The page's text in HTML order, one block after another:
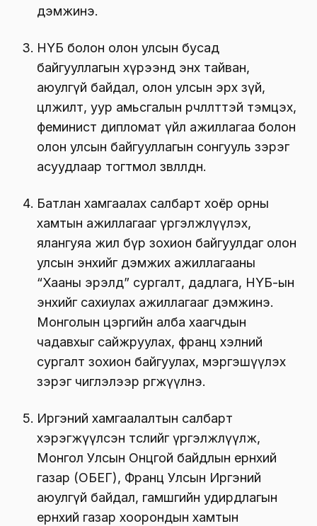
дэмжинэ.
НҮБ болон олон улсын бусад
байгууллагын хүрээнд энх тайван,
аюулгүй байдал, олон улсын эрх зүй,
цөлжилт, уур амьсгалын өөрчлөлттэй тэмцэх,
феминист дипломат үйл ажиллагаа болон
олон улсын байгууллагын сонгууль зэрэг
асуудлаар тогтмол зөвлөлдөнө.
Батлан хамгаалах салбарт хоёр орны
хамтын ажиллагааг үргэлжлүүлэх,
ялангуяа жил бүр зохион байгуулдаг олон
улсын энхийг дэмжих ажиллагааны
“Хааны эрэлд” сургалт, дадлага, НҮБ-ын
энхийг сахиулах ажиллагааг дэмжинэ.
Монголын цэргийн алба хаагчдын
чадавхыг сайжруулах, франц хэлний
сургалт зохион байгуулах, мэргэшүүлэх
зэрэг чиглэлээр өргөжүүлнэ.
Иргэний хамгаалалтын салбарт
хэрэгжүүлсэн төслийг үргэлжлүүлж,
Монгол Улсын Онцгой байдлын ерөнхий
газар (ОБЕГ), Франц Улсын Иргэний
аюулгүй байдал, гамшгийн удирдлагын
ерөнхий газар хоорондын хамтын